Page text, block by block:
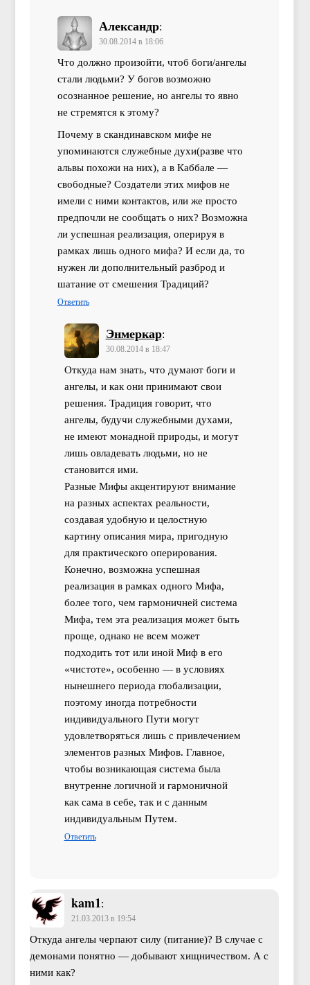
Александр:
30.08.2014 в 18:06
Что должно произойти, чтоб боги/ангелы
стали людьми? У богов возможно
осознанное решение, но ангелы то явно
не стремятся к этому?
Почему в скандинавском мифе не
упоминаются служебные духи(разве что
альвы похожи на них), а в Каббале —
свободные? Создатели этих мифов не
имели с ними контактов, или же просто
предпочли не сообщать о них? Возможна
ли успешная реализация, оперируя в
рамках лишь одного мифа? И если да, то
нужен ли дополнительный разброд и
шатание от смешения Традиций?
Ответить
Энмеркар:
30.08.2014 в 18:47
Откуда нам знать, что думают боги и
ангелы, и как они принимают свои
решения. Традиция говорит, что
ангелы, будучи служебными духами,
не имеют монадной природы, и могут
лишь овладевать людьми, но не
становится ими.
Разные Мифы акцентируют внимание
на разных аспектах реальности,
создавая удобную и целостную
картину описания мира, пригодную
для практического оперирования.
Конечно, возможна успешная
реализация в рамках одного Мифа,
более того, чем гармоничней система
Мифа, тем эта реализация может быть
проще, однако не всем может
подходить тот или иной Миф в его
«чистоте», особенно — в условиях
нынешнего периода глобализации,
поэтому иногда потребности
индивидуального Пути могут
удовлетворяться лишь с привлечением
элементов разных Мифов. Главное,
чтобы возникающая система была
внутренне логичной и гармоничной
как сама в себе, так и с данным
индивидуальным Путем.
Ответить
kam1:
21.03.2013 в 19:54
Откуда ангелы черпают силу (питание)? В случае с
демонами понятно — добывают хищничеством. А с
ними как?